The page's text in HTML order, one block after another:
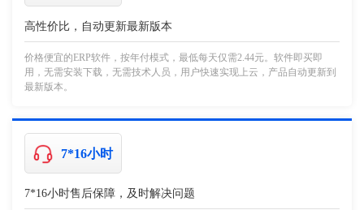
高性价比，自动更新最新版本
价格便宜的ERP软件，按年付模式，最低每天仅需2.44元。软件即买即
用，无需安装下载，无需技术人员，用户快速实现上云，产品自动更新到
最新版本。
7*16小时
7*16小时售后保障，及时解决问题